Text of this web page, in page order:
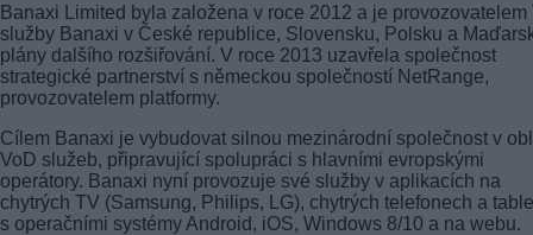
Banaxi Limited byla založena v roce 2012 a je provozovatelem
služby Banaxi v České republice, Slovensku, Polsku a
plány dalšího rozšiřování. V roce 2013 uzavřela společnost
strategické partnerství s německou společností NetRange,
provozovatelem platformy.
Cílem Banaxi je vybudovat silnou mezinárodní společnost v
VoD služeb, připravující spolupráci s hlavními evropskými
operátory. Banaxi nyní provozuje své služby v aplikacích na
chytrých TV (Samsung, Philips, LG), chytrých telefonech a
s operačními systémy Android, iOS, Windows 8/10 a na webu.